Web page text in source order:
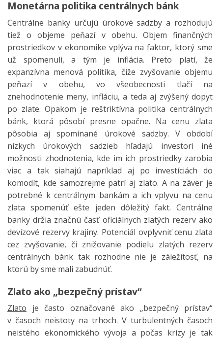
Monetárna politika centrálnych bánk
Centrálne banky určujú úrokové sadzby a rozhodujú
tiež o objeme peňazí v obehu. Objem finančných
prostriedkov v ekonomike vplýva na faktor, ktorý sme
už spomenuli, a tým je inflácia. Preto platí, že
expanzívna menová politika, čiže zvyšovanie objemu
peňazí v obehu, vo všeobecnosti tlačí na
znehodnotenie meny, infláciu, a teda aj zvýšený dopyt
po zlate. Opakom je reštriktívna politika centrálnych
bánk, ktorá pôsobí presne opačne. Na cenu zlata
pôsobia aj spomínané úrokové sadzby. V období
nízkych úrokových sadzieb hľadajú investori iné
možnosti zhodnotenia, kde im ich prostriedky zarobia
viac a tak siahajú napríklad aj po investíciách do
komodít, kde samozrejme patrí aj zlato. A na záver je
potrebné k centrálnym bankám a ich vplyvu na cenu
zlata spomenúť ešte jeden dôležitý fakt. Centrálne
banky držia značnú časť oficiálnych zlatých rezerv ako
devízové rezervy krajiny. Potenciál ovplyvniť cenu zlata
cez zvyšovanie, či znižovanie podielu zlatých rezerv
centrálnych bánk tak rozhodne nie je záležitosť, na
ktorú by sme mali zabudnúť.
Zlato ako „bezpečný prístav“
Zlato je často označované ako „bezpečný prístav“
v časoch neistoty na trhoch. V turbulentných časoch
neistého ekonomického vývoja a počas krízy je tak